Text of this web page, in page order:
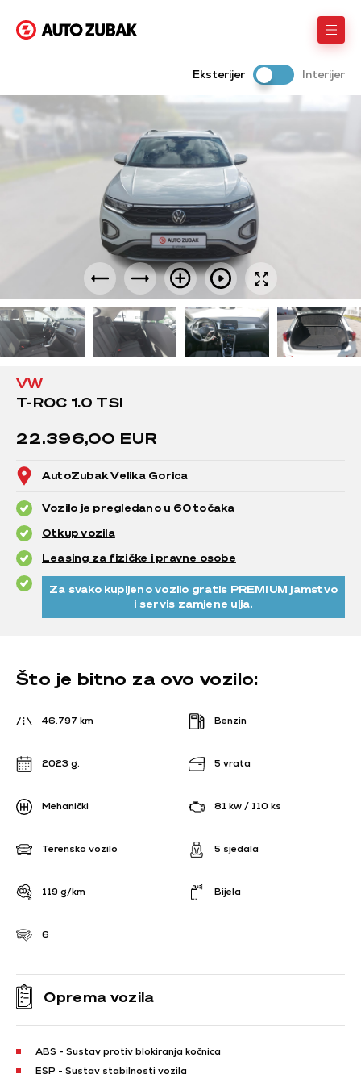
Eksterijer Interijer
VW
T-ROC 1.0 TSI
22.396,00 EUR
AutoZubak Velika Gorica
Vozilo je pregledano u 60 točaka
Otkup vozila
Leasing za fizičke i pravne osobe
Za svako kupljeno vozilo gratis PREMIUM jamstvo
i servis zamjene ulja.
Što je bitno za ovo vozilo:
46.797 km Benzin
2023 g. 5 vrata
Mehanički 81 kw / 110 ks
Terensko vozilo 5 sjedala
119 g/km Bijela
6
Oprema vozila
ABS - Sustav protiv blokiranja kočnica
ESP - Sustav stabilnosti vozila